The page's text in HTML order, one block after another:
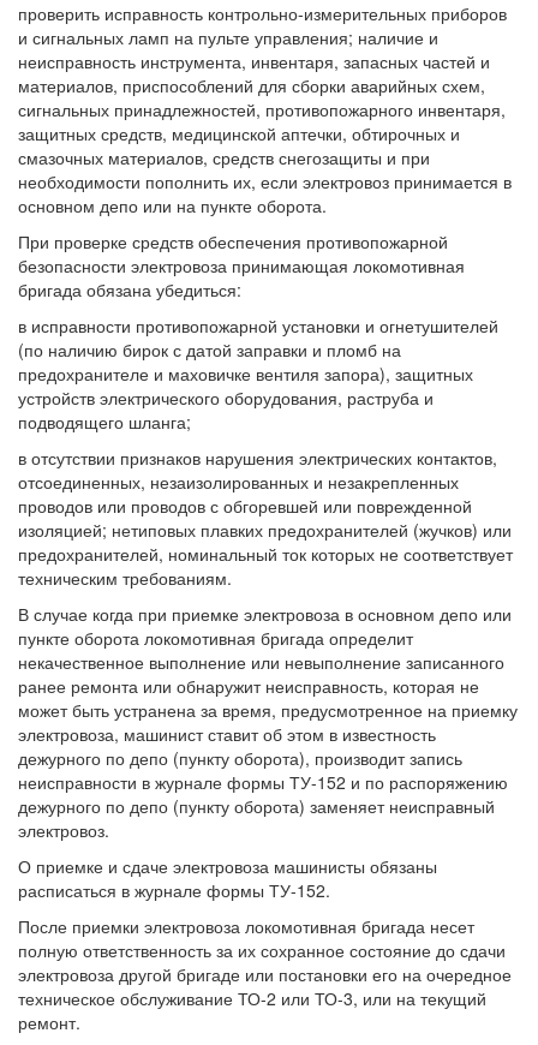
проверить исправность контрольно-измерительных приборов
и сигнальных ламп на пульте управления; наличие и
неисправность инструмента, инвентаря, запасных частей и
материалов, приспособлений для сборки аварийных схем,
сигнальных принадлежностей, противопожарного инвентаря,
защитных средств, медицинской аптечки, обтирочных и
смазочных материалов, средств снегозащиты и при
необходимости пополнить их, если электровоз принимается в
основном депо или на пункте оборота.
При проверке средств обеспечения противопожарной
безопасности электровоза принимающая локомотивная
бригада обязана убедиться:
в исправности противопожарной установки и огнетушителей
(по наличию бирок с датой заправки и пломб на
предохранителе и маховичке вентиля запора), защитных
устройств электрического оборудования, раструба и
подводящего шланга;
в отсутствии признаков нарушения электрических контактов,
отсоединенных, незаизолированных и незакрепленных
проводов или проводов с обгоревшей или поврежденной
изоляцией; нетиповых плавких предохранителей (жучков) или
предохранителей, номинальный ток которых не соответствует
техническим требованиям.
В случае когда при приемке электровоза в основном депо или
пункте оборота локомотивная бригада определит
некачественное выполнение или невыполнение записанного
ранее ремонта или обнаружит неисправность, которая не
может быть устранена за время, предусмотренное на приемку
электровоза, машинист ставит об этом в известность
дежурного по депо (пункту оборота), производит запись
неисправности в журнале формы ТУ-152 и по распоряжению
дежурного по депо (пункту оборота) заменяет неисправный
электровоз.
О приемке и сдаче электровоза машинисты обязаны
расписаться в журнале формы ТУ-152.
После приемки электровоза локомотивная бригада несет
полную ответственность за их сохранное состояние до сдачи
электровоза другой бригаде или постановки его на очередное
техническое обслуживание ТО-2 или ТО-3, или на текущий
ремонт.